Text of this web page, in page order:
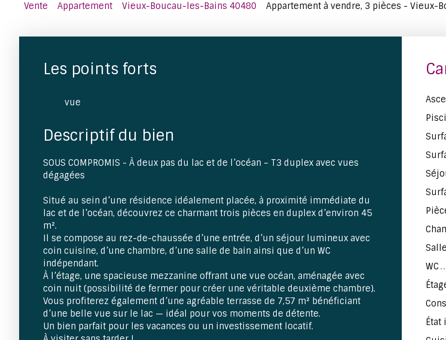
Vente Appartement Vieux-Boucau-les-Bains 40480 Appartement à vendre, 3 pièces - Vieux-
Les points forts
vue
Descriptif du bien
SOUS COMPROMIS - À deux pas du lac et de l’océan – T3 duplex avec vues
dégagées
Situé au sein d’une résidence idéalement placée, à proximité immédiate du
lac et de l’océan, découvrez ce charmant trois pièces en duplex d’environ 45
m².
Il se compose au rez-de-chaussée d’une entrée, d’un séjour lumineux avec
coin cuisine, d’une chambre, d’une salle de bain ainsi que d’un WC
indépendant.
À l’étage, une spacieuse mezzanine offrant une vue océan, aménagée avec
coin nuit (possibilité de fermer pour créer une véritable deuxième chambre).
Vous profiterez également d’une agréable terrasse de 7,57 m² bénéficiant
d’une belle vue sur le lac — idéal pour vos moments de détente.
Un bien parfait pour les vacances ou un investissement locatif.
WC
État